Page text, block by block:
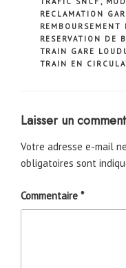
RECLAMATION
RESERVATION DE
TRAIN GARE
TRAIN EN
Laisser un
Votre adresse e-mail
obligatoires sont
Commentaire *